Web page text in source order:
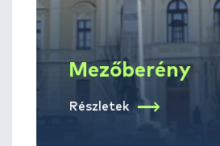
Mezőberény
Részletek